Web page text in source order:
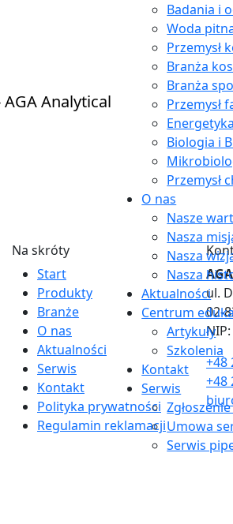
Badania i
Woda
Przemysł
Branża
Branża
Przemysł
Biologia i
Przemysł
O nas
Nasze
Nasza
Nasza
Nasza
Aktualności
Centrum
Artykuły
Szkolenia
Kontakt
Serwis
Umowa
Serwis
Na skróty
Start
Produkty
Branże
O nas
Aktualności
Serwis
Kontakt
Polityka prywatności
Regulamin reklamacji
ul.
02-
+48
+48